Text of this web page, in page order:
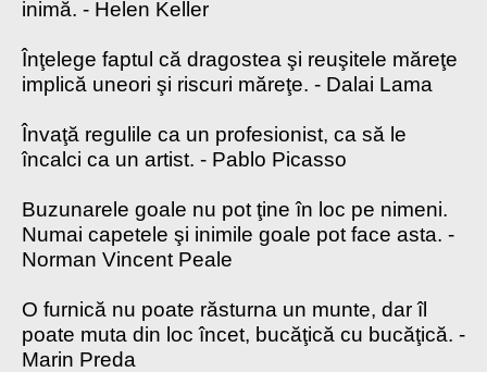
inimă. - Helen Keller
Înţelege faptul că dragostea şi reuşitele măreţe
implică uneori şi riscuri măreţe. - Dalai Lama
Învaţă regulile ca un profesionist, ca să le
încalci ca un artist. - Pablo Picasso
Buzunarele goale nu pot ţine în loc pe nimeni.
Numai capetele şi inimile goale pot face asta. -
Norman Vincent Peale
O furnică nu poate răsturna un munte, dar îl
poate muta din loc încet, bucăţică cu bucăţică. -
Marin Preda